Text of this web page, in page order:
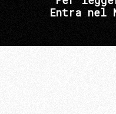
Entra nel